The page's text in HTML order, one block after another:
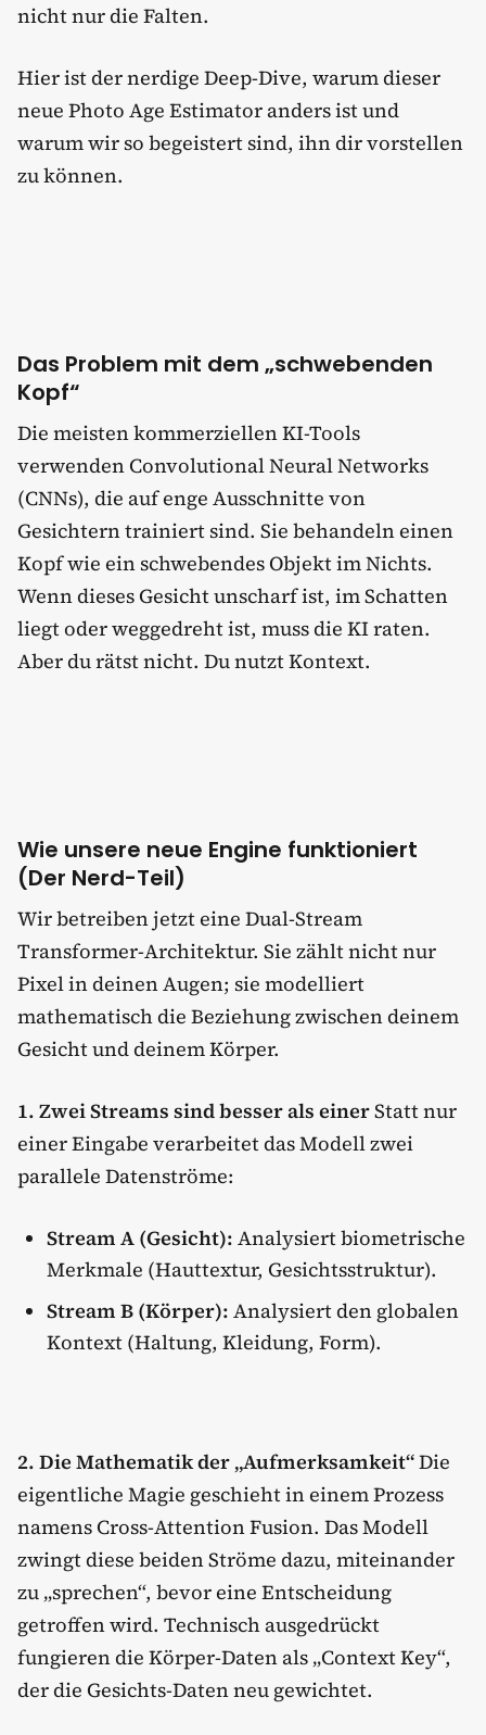
nicht nur die Falten.
Hier ist der nerdige Deep-Dive, warum dieser
neue Photo Age Estimator anders ist und
warum wir so begeistert sind, ihn dir vorstellen
zu können.
Das Problem mit dem „schwebenden
Kopf“
Die meisten kommerziellen KI-Tools
verwenden Convolutional Neural Networks
(CNNs), die auf enge Ausschnitte von
Gesichtern trainiert sind. Sie behandeln einen
Kopf wie ein schwebendes Objekt im Nichts.
Wenn dieses Gesicht unscharf ist, im Schatten
liegt oder weggedreht ist, muss die KI raten.
Aber du rätst nicht. Du nutzt Kontext.
Wie unsere neue Engine funktioniert
(Der Nerd-Teil)
Wir betreiben jetzt eine Dual-Stream
Transformer-Architektur. Sie zählt nicht nur
Pixel in deinen Augen; sie modelliert
mathematisch die Beziehung zwischen deinem
Gesicht und deinem Körper.
1. Zwei Streams sind besser als einerStatt nur
einer Eingabe verarbeitet das Modell zwei
parallele Datenströme:
Stream A (Gesicht): Analysiert biometrische
Merkmale (Hauttextur, Gesichtsstruktur).
Stream B (Körper): Analysiert den globalen
Kontext (Haltung, Kleidung, Form).
2. Die Mathematik der „Aufmerksamkeit“Die
eigentliche Magie geschieht in einem Prozess
namens Cross-Attention Fusion. Das Modell
zwingt diese beiden Ströme dazu, miteinander
zu „sprechen“, bevor eine Entscheidung
getroffen wird. Technisch ausgedrückt
fungieren die Körper-Daten als „Context Key“,
der die Gesichts-Daten neu gewichtet.